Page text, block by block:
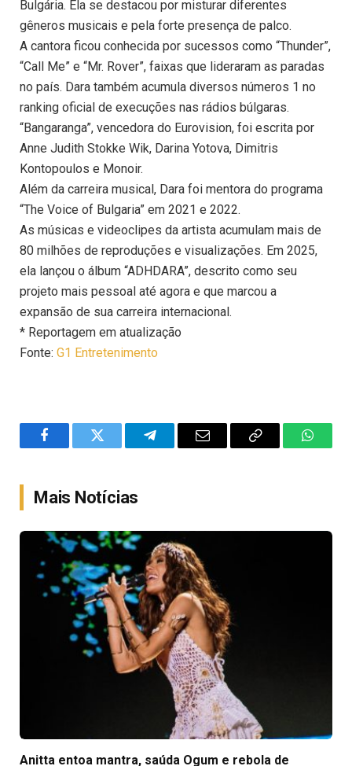
Bulgária. Ela se destacou por misturar diferentes
gêneros musicais e pela forte presença de palco.
A cantora ficou conhecida por sucessos como “Thunder”,
“Call Me” e “Mr. Rover”, faixas que lideraram as paradas
no país. Dara também acumula diversos números 1 no
ranking oficial de execuções nas rádios búlgaras.
“Bangaranga”, vencedora do Eurovision, foi escrita por
Anne Judith Stokke Wik, Darina Yotova, Dimitris
Kontopoulos e Monoir.
Além da carreira musical, Dara foi mentora do programa
“The Voice of Bulgaria” em 2021 e 2022.
As músicas e videoclipes da artista acumulam mais de
80 milhões de reproduções e visualizações. Em 2025,
ela lançou o álbum “ADHDARA”, descrito como seu
projeto mais pessoal até agora e que marcou a
expansão de sua carreira internacional.
* Reportagem em atualização
Fonte: G1 Entretenimento
FacebookTwitter TelegramEmail
Copy
Mais Notícias
Anitta entoa mantra, saúda Ogum e rebola de